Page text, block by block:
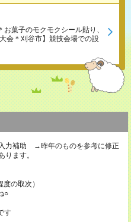
お菓子のモクモクシール貼り、
会＊刈谷市】競技会場での設
力補助 →昨年のものを参考に修正
ります。
の取次）
○
す